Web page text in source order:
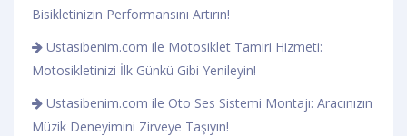
Bisikletinizin Performansını Artırın!
Ustasibenim.com ile Motosiklet Tamiri Hizmeti:
Motosikletinizi İlk Günkü Gibi Yenileyin!
Ustasibenim.com ile Oto Ses Sistemi Montajı: Aracınızın
Müzik Deneyimini Zirveye Taşıyın!